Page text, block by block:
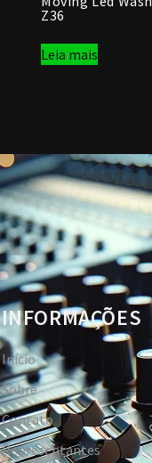
Z36
Leia mais
INFORMAÇÕES
Início
Sobre
Contato
Representantes